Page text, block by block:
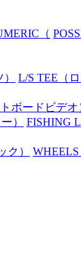
（
L/S TEE （
ボードビデオ
） FISHING
ク） WHEELS